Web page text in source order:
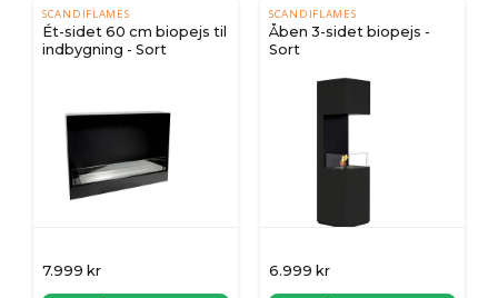
SCANDIFLAMES
Ét-sidet 60 cm biopejs til
indbygning - Sort
7.999 kr
SCANDIFLAMES
Åben 3-sidet biopejs -
Sort
6.999 kr